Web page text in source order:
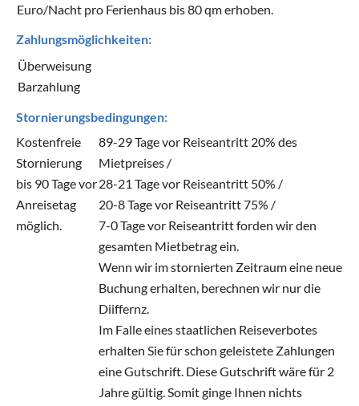
Euro/Nacht pro Ferienhaus bis 80 qm erhoben.
Zahlungsmöglichkeiten:
Überweisung
Barzahlung
Stornierungsbedingungen:
Kostenfreie
Stornierung
bis 90 Tage vor
Anreisetag
möglich.
89-29 Tage vor Reiseantritt 20% des
Mietpreises /
28-21 Tage vor Reiseantritt 50% /
20-8 Tage vor Reiseantritt 75% /
7-0 Tage vor Reiseantritt forden wir den
gesamten Mietbetrag ein.
Wenn wir im stornierten Zeitraum eine neue
Buchung erhalten, berechnen wir nur die
Diiffernz.
Im Falle eines staatlichen Reiseverbotes
erhalten Sie für schon geleistete Zahlungen
eine Gutschrift. Diese Gutschrift wäre für 2
Jahre gültig. Somit ginge Ihnen nichts